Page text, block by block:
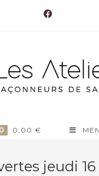
0 0,00 €
jeudi